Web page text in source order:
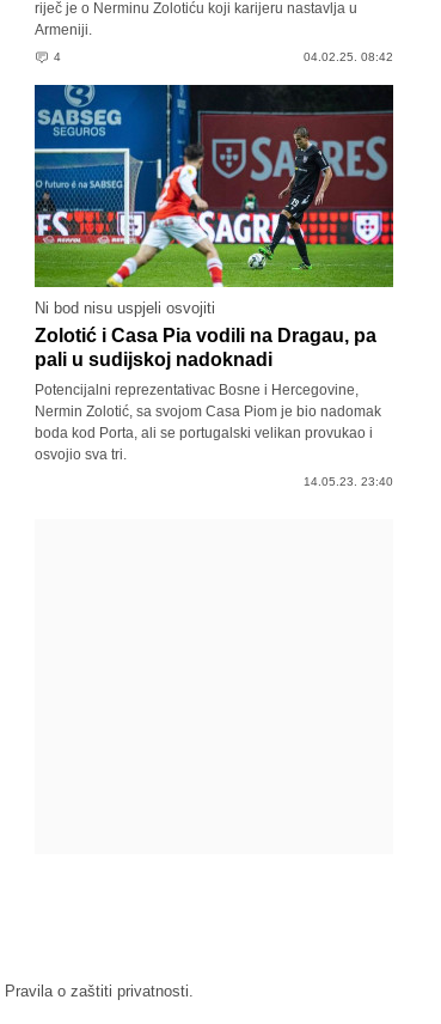
riječ je o Nerminu Zolotiću koji karijeru nastavlja u
Armeniji.
4 04.02.25. 08:42
Ni bod nisu uspjeli osvojiti
Zolotić i Casa Pia vodili na Dragau, pa
pali u sudijskoj nadoknadi
Potencijalni reprezentativac Bosne i Hercegovine,
Nermin Zolotić, sa svojom Casa Piom je bio nadomak
boda kod Porta, ali se portugalski velikan provukao i
osvojio sva tri.
14.05.23. 23:40
Pravila o zaštiti privatnosti.